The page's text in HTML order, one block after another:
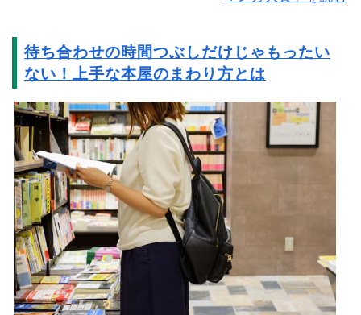
待ち合わせの時間つぶしだけじゃもったい
ない！上手な本屋のまわり方とは